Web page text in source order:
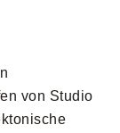
von Studio